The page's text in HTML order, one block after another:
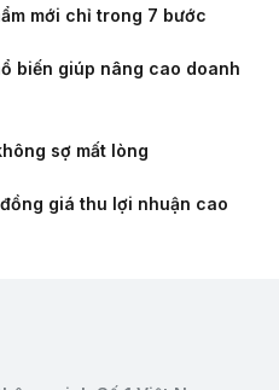
mới chỉ trong 7 bước
biến giúp nâng cao doanh
sợ mất lòng
giá thu lợi nhuận cao